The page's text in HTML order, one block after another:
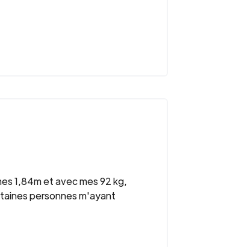
1,84m et avec mes 92 kg,
personnes m'ayant